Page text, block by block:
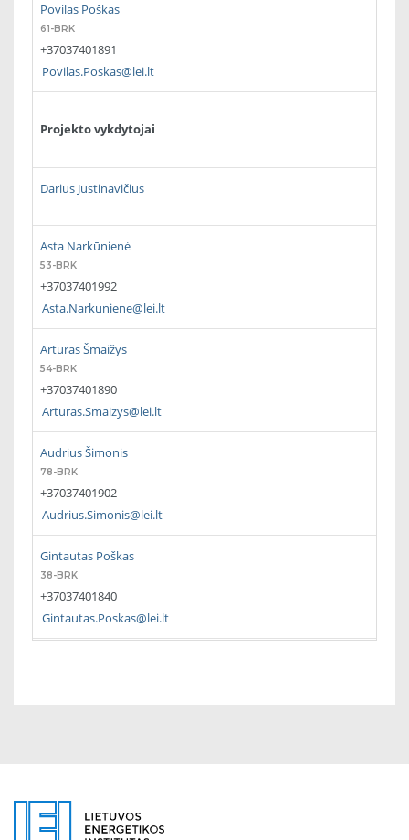
Povilas Poškas
61-BRK
+37037401891
Povilas.Poskas@lei.lt
Projekto vykdytojai
Darius Justinavičius
Asta Narkūnienė
53-BRK
+37037401992
Asta.Narkuniene@lei.lt
Artūras Šmaižys
54-BRK
+37037401890
Arturas.Smaizys@lei.lt
Audrius Šimonis
78-BRK
+37037401902
Audrius.Simonis@lei.lt
Gintautas Poškas
38-BRK
+37037401840
Gintautas.Poskas@lei.lt